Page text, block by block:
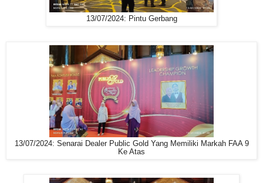
13/07/2024: Pintu Gerbang
13/07/2024: Senarai Dealer Public Gold Yang Memiliki Markah FAA 9
Ke Atas